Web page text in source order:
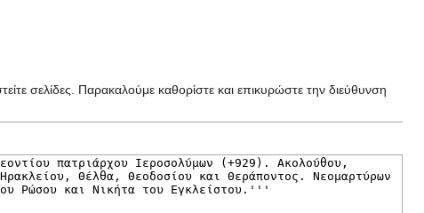
σελίδες. Παρακαλούμε καθορίστε και επικυρώστε την διεύθυνση